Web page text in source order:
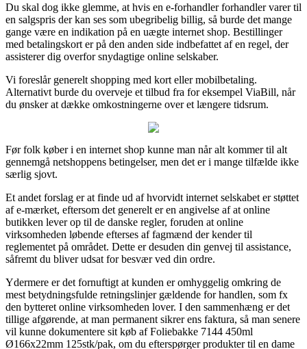
Du skal dog ikke glemme, at hvis en e-forhandler forhandler varer til
en salgspris der kan ses som ubegribelig billig, så burde det mange
gange være en indikation på en uægte internet shop. Bestillinger
med betalingskort er på den anden side indbefattet af en regel, der
assisterer dig overfor snydagtige online selskaber.
Vi foreslår generelt shopping med kort eller mobilbetaling.
Alternativt burde du overveje et tilbud fra for eksempel ViaBill, når
du ønsker at dække omkostningerne over et længere tidsrum.
Før folk køber i en internet shop kunne man når alt kommer til alt
gennemgå netshoppens betingelser, men det er i mange tilfælde ikke
særlig sjovt.
Et andet forslag er at finde ud af hvorvidt internet selskabet er støttet
af e-mærket, eftersom det generelt er en angivelse af at online
butikken lever op til de danske regler, foruden at online
virksomheden løbende efterses af fagmænd der kender til
reglementet på området. Dette er desuden din genvej til assistance,
såfremt du bliver udsat for besvær ved din ordre.
Ydermere er det fornuftigt at kunden er omhyggelig omkring de
mest betydningsfulde retningslinjer gældende for handlen, som fx
den bytteret online virksomheden lover. I den sammenhæng er det
tillige afgørende, at man permanent sikrer ens faktura, så man senere
vil kunne dokumentere sit køb af Foliebakke 7144 450ml
Ø166x22mm 125stk/pak, om du efterspørger produkter til en dame